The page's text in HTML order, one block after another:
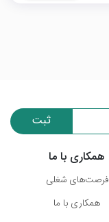
ثبت
همکاری با ما
فرصت‌های شغلی
همکاری با ما